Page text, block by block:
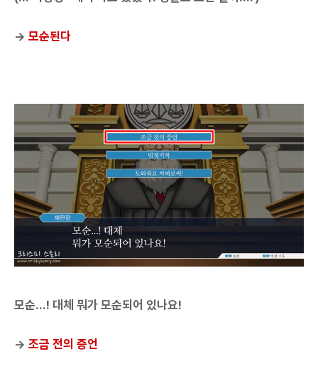
→ 모순된다
모순...! 대체 뭐가 모순되어 있나요!
→ 조금 전의 증언